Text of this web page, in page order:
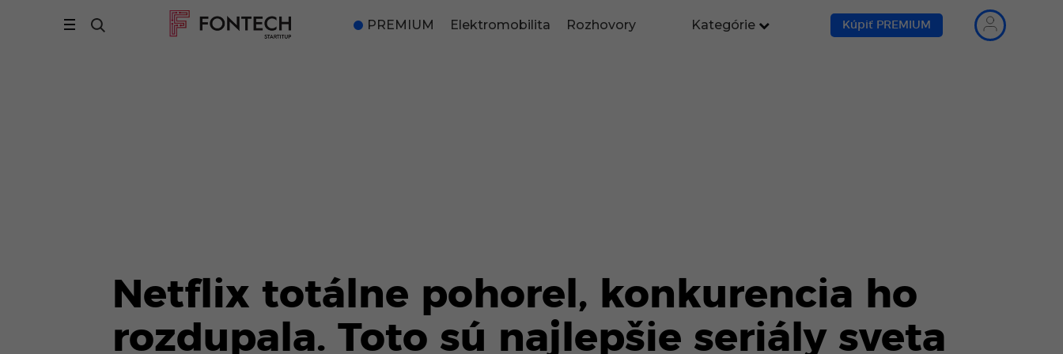
PREMIUM Elektromobilita Rozhovory Kategórie Kúpiť PREMIUM
Netflix totálne pohorel, konkurencia ho
rozdupala. Toto sú najlepšie seriály sveta